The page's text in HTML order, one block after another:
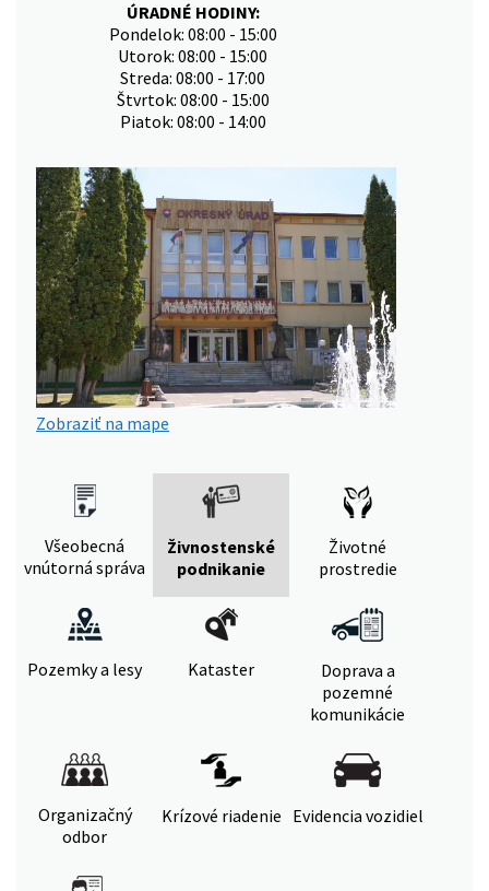
ÚRADNÉ HODINY:
Pondelok: 08:00 - 15:00
Utorok: 08:00 - 15:00
Streda: 08:00 - 17:00
Štvrtok: 08:00 - 15:00
Piatok: 08:00 - 14:00
Zobraziť na mape
Všeobecná
vnútorná správa
Živnostenské
podnikanie
Životné
prostredie
Pozemky a lesy Kataster
Doprava a
pozemné
komunikácie
Organizačný
odbor
Krízové riadenie Evidencia vozidiel